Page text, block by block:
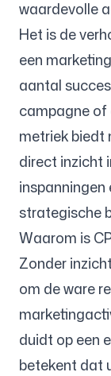
Inloggen
Volg ons
waardevolle
Het is de
een
aantal
campagne of
metriek biedt
direct inzicht
inspanningen
strategische
Waarom is
Zonder
om de ware
duidt op een
betekent dat